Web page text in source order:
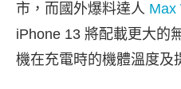
市，而國外爆料達人 Max
iPhone 13 將配載更大的
機在充電時的機體溫度及